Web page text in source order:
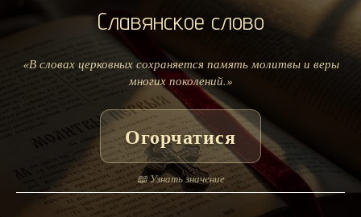
Славянское слово
«В словах церковных сохраняется память молитвы и веры
многих поколений.»
Огорчатися
📖 Узнать значение